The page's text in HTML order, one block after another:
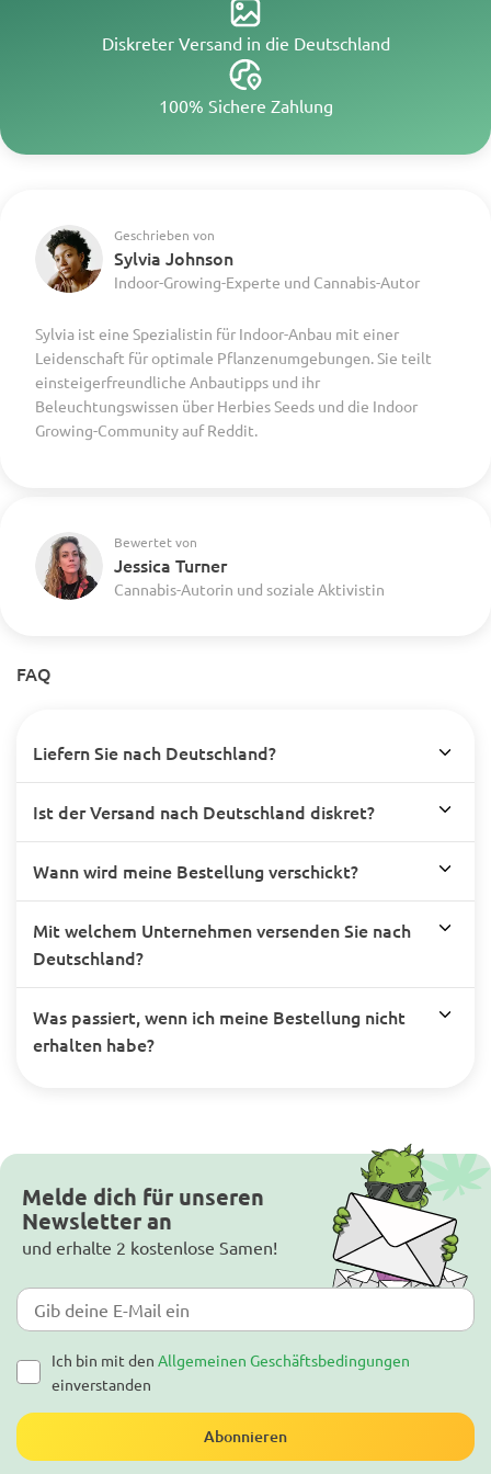
Diskreter Versand in die Deutschland
100% Sichere Zahlung
Geschrieben von
Sylvia Johnson
Indoor-Growing-Experte und Cannabis-Autor
Sylvia ist eine Spezialistin für Indoor-Anbau mit einer
Leidenschaft für optimale Pflanzenumgebungen. Sie teilt
einsteigerfreundliche Anbautipps und ihr
Beleuchtungswissen über Herbies Seeds und die Indoor
Growing-Community auf Reddit.
Bewertet von
Jessica Turner
Cannabis-Autorin und soziale Aktivistin
FAQ
Liefern Sie nach Deutschland?
Ist der Versand nach Deutschland diskret?
Wann wird meine Bestellung verschickt?
Mit welchem Unternehmen versenden Sie nach
Deutschland?
Was passiert, wenn ich meine Bestellung nicht
erhalten habe?
Melde dich für unseren
Newsletter an
und erhalte 2 kostenlose Samen!
Ich bin mit den Allgemeinen Geschäftsbedingungen
einverstanden
Abonnieren